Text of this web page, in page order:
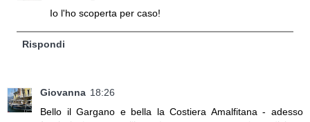
Io l'ho scoperta per caso!
Rispondi
Giovanna 18:26
Bello il Gargano e bella la Costiera Amalfitana - adesso